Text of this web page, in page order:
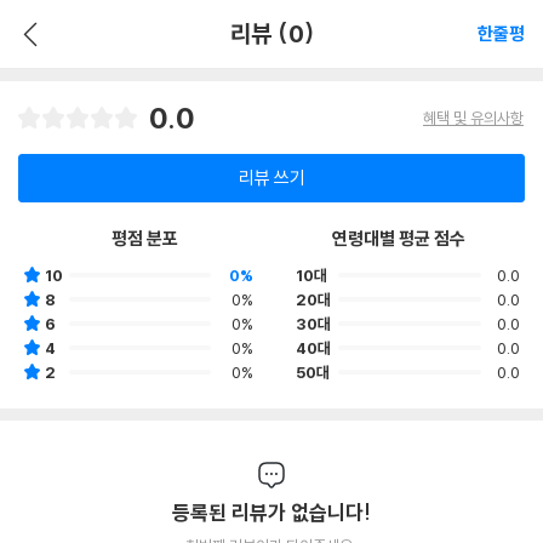
리뷰 (0) 한줄평
0.0 혜택 및 유의사항
리뷰 쓰기
평점 분포
10
0%
8
0%
6
0%
4
0%
2
0%
연령대별 평균 점수
10대
0.0
20대
0.0
30대
0.0
40대
0.0
50대
0.0
등록된 리뷰가 없습니다!